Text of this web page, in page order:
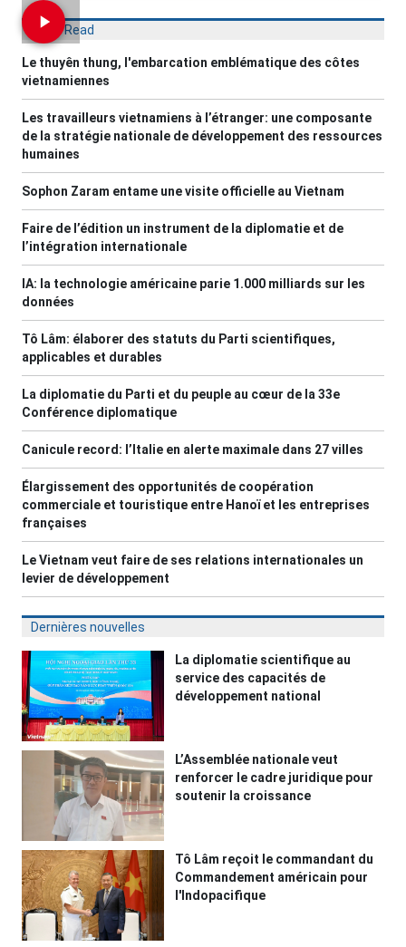
Most Read
Le thuyên thung, l'embarcation emblématique des côtes
vietnamiennes
Les travailleurs vietnamiens à l’étranger: une composante
de la stratégie nationale de développement des ressources
humaines
Sophon Zaram entame une visite officielle au Vietnam
Faire de l’édition un instrument de la diplomatie et de
l’intégration internationale
IA: la technologie américaine parie 1.000 milliards sur les
données
Tô Lâm: élaborer des statuts du Parti scientifiques,
applicables et durables
La diplomatie du Parti et du peuple au cœur de la 33e
Conférence diplomatique
Canicule record: l’Italie en alerte maximale dans 27 villes
Élargissement des opportunités de coopération
commerciale et touristique entre Hanoï et les entreprises
françaises
Le Vietnam veut faire de ses relations internationales un
levier de développement
Dernières nouvelles
La diplomatie scientifique au
service des capacités de
développement national
L’Assemblée nationale veut
renforcer le cadre juridique pour
soutenir la croissance
Tô Lâm reçoit le commandant du
Commandement américain pour
l'Indopacifique